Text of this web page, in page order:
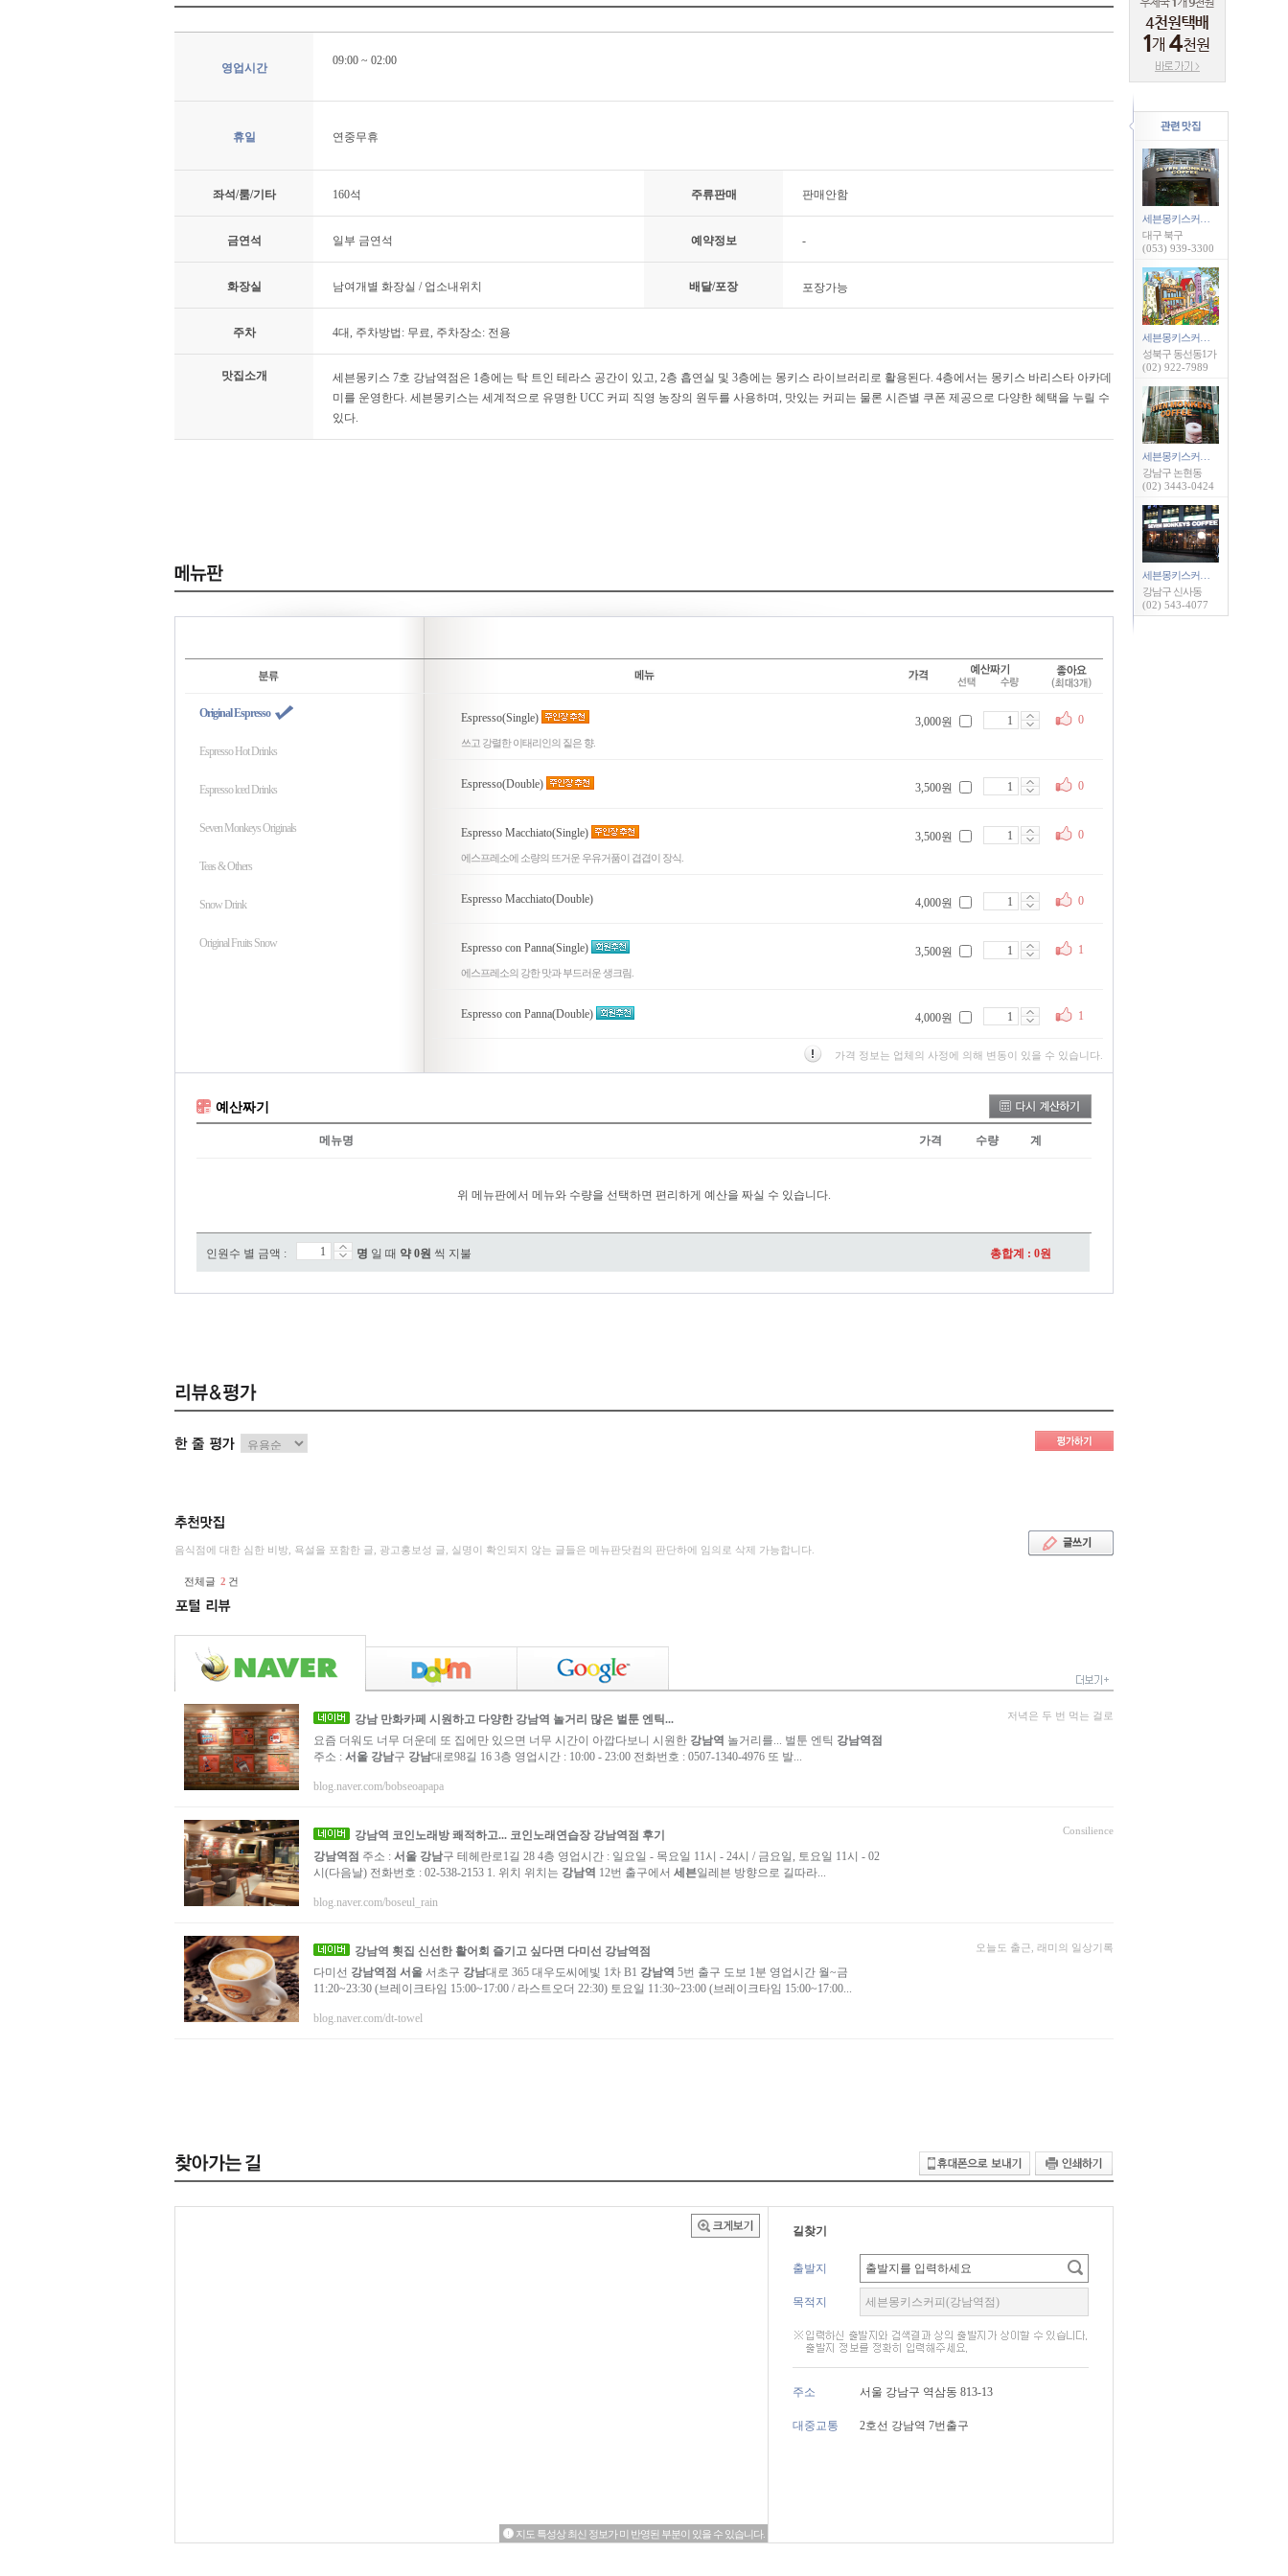
영업시간
09:00 ~ 02:00
휴일 연중무휴
좌석/룸/기타 160석 주류판매 판매안함
금연석 일부 금연석 예약정보 -
화장실 남여개별 화장실 / 업소내위치 배달/포장 포장가능
주차 4대, 주차방법: 무료, 주차장소: 전용
맛집소개
세븐몽키스 7호 강남역점은 1층에는 탁 트인 테라스 공간이 있고, 2층 흡연실 및 3층에는 몽키스 라이브러리로 활용된다. 4층에서는 몽키스 바리스타 아카데
미를 운영한다. 세븐몽키스는 세계적으로 유명한 UCC 커피 직영 농장의 원두를 사용하며, 맛있는 커피는 물론 시즌별 쿠폰 제공으로 다양한 혜택을 누릴 수
있다.
Original Espresso
Espresso Hot Drinks
Espresso lced Drinks
Seven Monkeys Originals
Teas & Others
Snow Drink
Original Fruits Snow
Espresso(Single)
쓰고 강렬한 이태리인의 짙은 향.
3,000원 0
Espresso(Double) 3,500원 0
Espresso Macchiato(Single)
에스프레소에 소량의 뜨거운 우유거품이 겹겹이 장식.
3,500원 0
Espresso Macchiato(Double) 4,000원 0
Espresso con Panna(Single)
에스프레소의 강한 맛과 부드러운 생크림.
3,500원 1
Espresso con Panna(Double) 4,000원 1
가격 정보는 업체의 사정에 의해 변동이 있을 수 있습니다.
예산짜기
메뉴명 가격 수량 계
위 메뉴판에서 메뉴와 수량을 선택하면 편리하게 예산을 짜실 수 있습니다.
인원수 별 금액 : 명 일 때 약0원 씩 지불 총합계 : 0원
음식점에 대한 심한 비방, 욕설을 포함한 글, 광고홍보성 글, 실명이 확인되지 않는 글들은 메뉴판닷컴의 판단하에 임의로 삭제 가능합니다.
전체글 2 건
강남 만화카페 시원하고 다양한 강남역 놀거리 많은 벌툰 엔틱...
요즘 더워도 너무 더운데 또 집에만 있으면 너무 시간이 아깝다보니 시원한 강남역 놀거리를... 벌툰 엔틱 강남역점
주소 : 서울 강남구 강남대로98길 16 3층 영업시간 : 10:00 - 23:00 전화번호 : 0507-1340-4976 또 발...
blog.naver.com/bobseoapapa
저녁은 두 번 먹는 걸로
강남역 코인노래방 쾌적하고... 코인노래연습장 강남역점 후기
강남역점 주소 : 서울 강남구 테헤란로1길 28 4층 영업시간 : 일요일 - 목요일 11시 - 24시 / 금요일, 토요일 11시 - 02
시(다음날) 전화번호 : 02-538-2153 1. 위치 위치는 강남역 12번 출구에서 세븐일레븐 방향으로 길따라...
blog.naver.com/boseul_rain
Consilience
강남역 횟집 신선한 활어회 즐기고 싶다면 다미선 강남역점
다미선 강남역점 서울 서초구 강남대로 365 대우도씨에빛 1차 B1 강남역 5번 출구 도보 1분 영업시간 월~금
11:20~23:30 (브레이크타임 15:00~17:00 / 라스트오더 22:30) 토요일 11:30~23:00 (브레이크타임 15:00~17:00...
blog.naver.com/dt-towel
오늘도 출근, 래미의 일상기록
지도 특성상 최신 정보가 미 반영된 부분이 있을 수 있습니다.
길찾기
출발지
목적지
주소 서울 강남구 역삼동 813-13
대중교통 2호선 강남역 7번출구
대구 북구
(053) 939-3300
성북구 동선동1가
(02) 922-7989
강남구 논현동
(02) 3443-0424
강남구 신사동
(02) 543-4077